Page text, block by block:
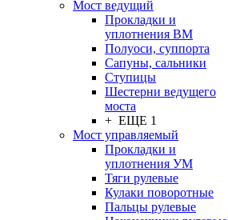
Мост ведущий
Прокладки и
уплотнения ВМ
Полуоси, суппорта
Сапуны, сальники
Ступицы
Шестерни ведущего
моста
+ ЕЩЕ 1
Мост управляемый
Прокладки и
уплотнения УМ
Тяги рулевые
Кулаки поворотные
Пальцы рулевые